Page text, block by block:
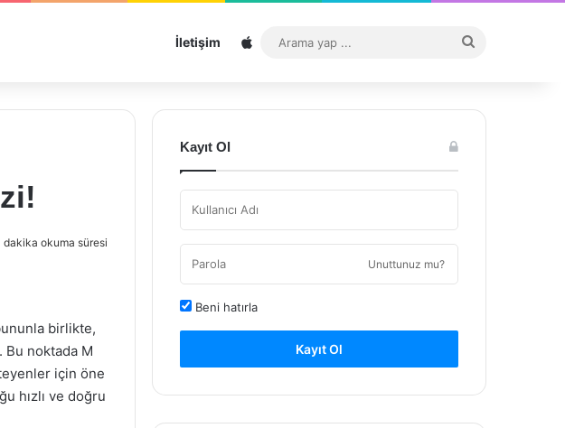
İletişim Sitemap
...
dakika okuma süresi
birlikte,
Bu noktada M
için öne
hızlı ve doğru
Kayıt Ol
Unuttunuz mu?
Beni hatırla
Kayıt Ol